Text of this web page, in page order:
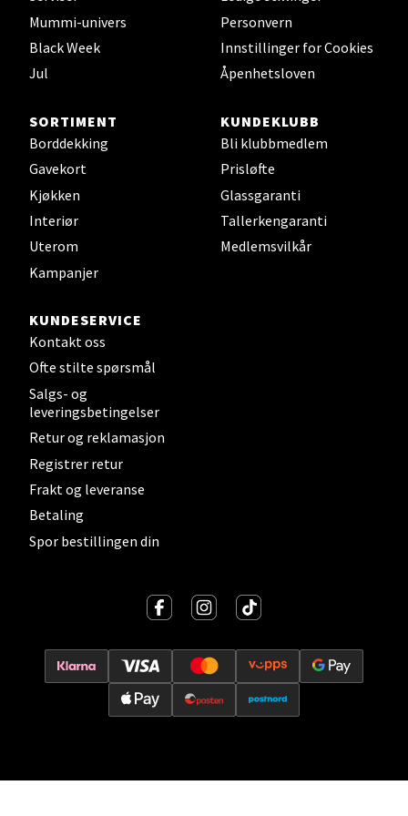
Mummi-univers
Black Week
Jul
Personvern
Innstillinger for Cookies
Åpenhetsloven
SORTIMENT
Borddekking
Gavekort
Kjøkken
Interiør
Uterom
Kampanjer
KUNDEKLUBB
Bli klubbmedlem
Prisløfte
Glassgaranti
Tallerkengaranti
Medlemsvilkår
KUNDESERVICE
Kontakt oss
Ofte stilte spørsmål
Salgs- og
leveringsbetingelser
Retur og reklamasjon
Registrer retur
Frakt og leveranse
Betaling
Spor bestillingen din
Leirvik - Stord
Torgbakken 2, 5401 Stord
Oslo - Thon Senter Storo
Vitaminveien 7 - 9, 0485 Oslo
Åpent i dag 10-21
0 i butikk
Strandtorget, 2609 Lillehammer
Åpent i dag 09-20